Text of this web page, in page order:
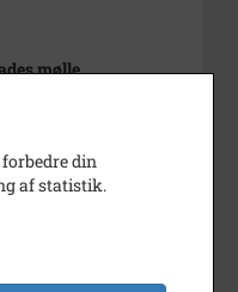
mølle.
Stads- og Lokalarkiv
din
af statistik.